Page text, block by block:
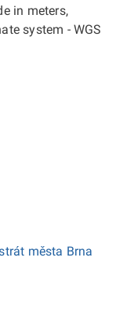
in meters,
system - WGS
města Brna